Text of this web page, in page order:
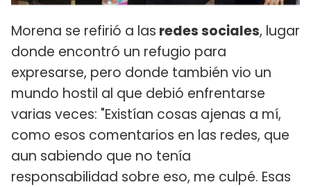
Morena se refirió a las redes sociales, lugar
donde encontró un refugio para
expresarse, pero donde también vio un
mundo hostil al que debió enfrentarse
varias veces: "Existían cosas ajenas a mí,
como esos comentarios en las redes, que
aun sabiendo que no tenía
responsabilidad sobre eso, me culpé. Esas